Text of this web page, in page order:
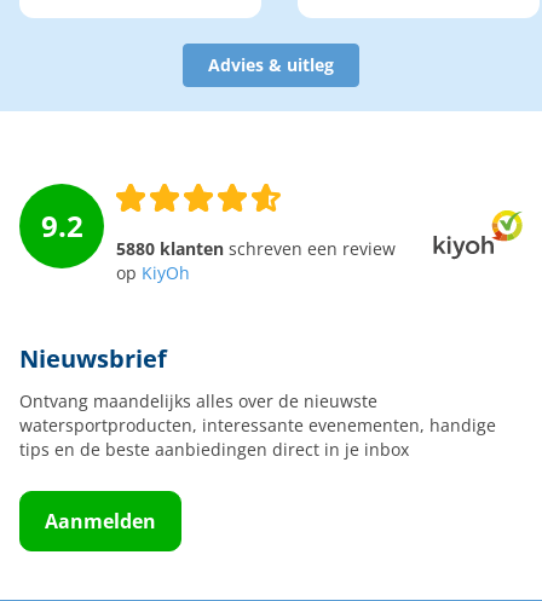
Advies & uitleg
9.2
5880 klanten schreven een review
op KiyOh
Nieuwsbrief
Ontvang maandelijks alles over de nieuwste
watersportproducten, interessante evenementen, handige
tips en de beste aanbiedingen direct in je inbox
Aanmelden